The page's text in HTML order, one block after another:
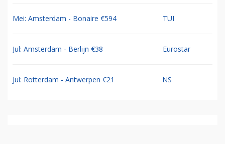
Mei: Amsterdam - Bonaire €594 TUI
Jul: Amsterdam - Berlijn €38 Eurostar
Jul: Rotterdam - Antwerpen €21 NS